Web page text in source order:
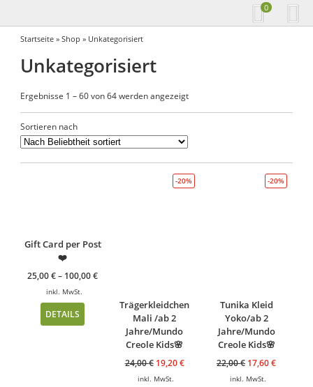
0
Startseite »Shop » Unkategorisiert
Unkategorisiert
Ergebnisse 1 – 60 von 64 werden angezeigt
Sortieren nach
Gift Card per Post
❤️
25,00€– 100,00€
inkl. MwSt.
DETAILS
-20%
Trägerkleidchen
Mali /ab 2
Jahre/Mundo
Creole Kids🌸
24,00€ 19,20€
inkl. MwSt.
-20%
Tunika Kleid
Yoko/ab 2
Jahre/Mundo
Creole Kids🌸
22,00€ 17,60€
inkl. MwSt.